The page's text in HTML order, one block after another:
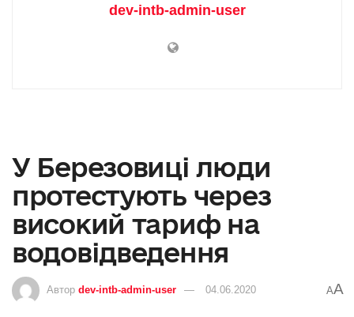
dev-intb-admin-user
У Березовиці люди
протестують через
високий тариф на
водовідведення
Автор dev-intb-admin-user 04.06.2020 AA